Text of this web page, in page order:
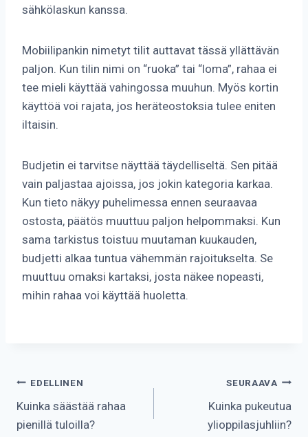
sähkölaskun kanssa.
Mobiilipankin nimetyt tilit auttavat tässä yllättävän
paljon. Kun tilin nimi on “ruoka” tai “loma”, rahaa ei
tee mieli käyttää vahingossa muuhun. Myös kortin
käyttöä voi rajata, jos heräteostoksia tulee eniten
iltaisin.
Budjetin ei tarvitse näyttää täydelliseltä. Sen pitää
vain paljastaa ajoissa, jos jokin kategoria karkaa.
Kun tieto näkyy puhelimessa ennen seuraavaa
ostosta, päätös muuttuu paljon helpommaksi. Kun
sama tarkistus toistuu muutaman kuukauden,
budjetti alkaa tuntua vähemmän rajoitukselta. Se
muuttuu omaksi kartaksi, josta näkee nopeasti,
mihin rahaa voi käyttää huoletta.
Artikkelien
selaus
EDELLINEN
Kuinka säästää rahaa
pienillä tuloilla?
SEURAAVA
Kuinka pukeutua
ylioppilasjuhliin?